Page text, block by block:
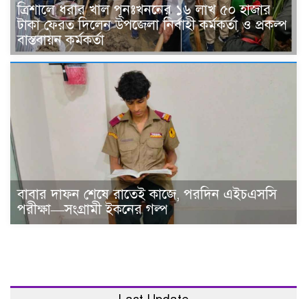
ত্রিশালে ধরার খাল পূনঃখননের ১৬ লাখ ৫০ হাজার
টাকা ফেরত দিলেন উপজেলা নির্বাহী কর্মকর্তা ও প্রকল্প
বাস্তবায়ন কর্মকর্তা
বাবার দাফন শেষে রাতেই কাজে, পরদিন এইচএসসি
পরীক্ষা—সংগ্রামী ইকনের গল্প